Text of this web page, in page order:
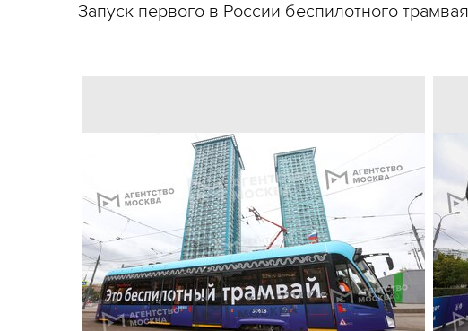
Запуск первого в России беспилотного